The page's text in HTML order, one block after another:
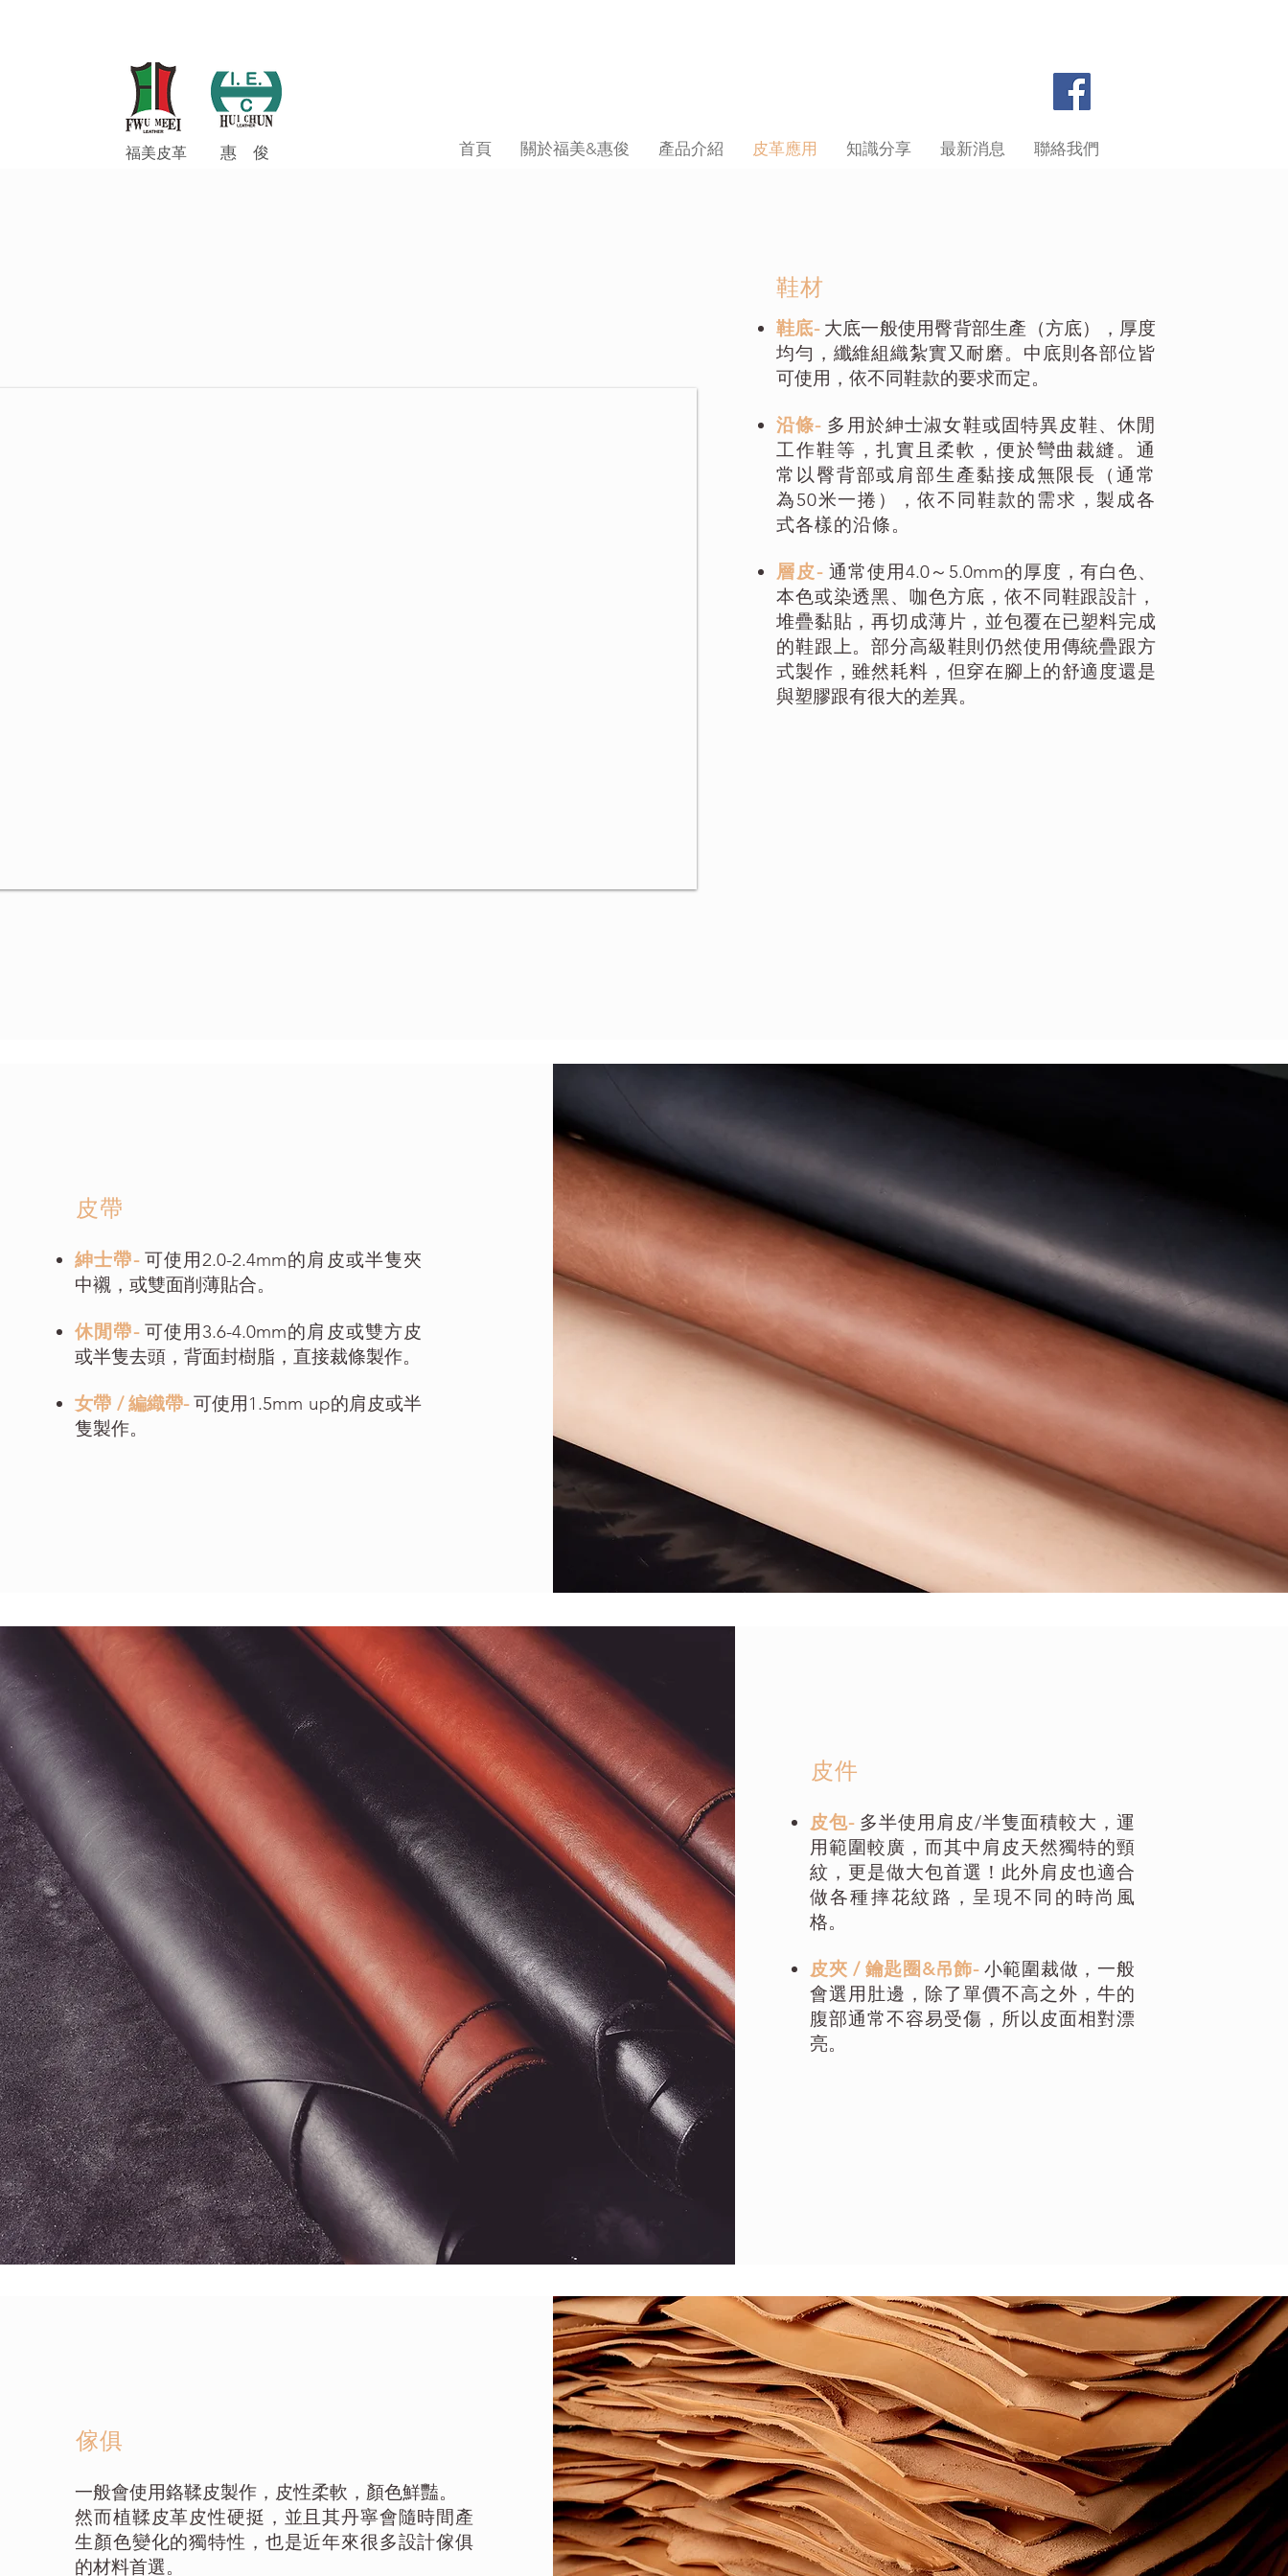
福美皮革 惠 俊​ 首頁 關於福美&惠俊 產品介紹 皮革應用 知識分享 最新消息 聯絡我們
​鞋材
鞋底- 大底一般使用臀背部生產（方底），厚度
均勻，纖維組織紮實又耐磨。中底則各部位皆
可使用，依不同鞋款的要求而定。
沿條- 多用於紳士淑女鞋或固特異皮鞋、休閒
工作鞋等，扎實且柔軟，便於彎曲裁縫。通
常以臀背部或肩部生產黏接成無限長（通常
為50米一捲），依不同鞋款的需求，製成各
式各樣的沿條。
層皮-通常使用4.0～5.0mm的厚度，有白色、
本色或染透黑、咖色方底，依不同鞋跟設計，
堆疊黏貼，再切成薄片，並包覆在已塑料完成
的鞋跟上。部分高級鞋則仍然使用傳統疊跟方
式製作，雖然耗料，但穿在腳上的舒適度還是
與塑膠跟有很大的差異。
​皮帶
紳士帶-可使用2.0-2.4mm的肩皮或半隻夾
中襯，或雙面削薄貼合。
休閒帶-可使用3.6-4.0mm的肩皮或雙方皮
或半隻去頭，背面封樹脂，直接裁條製作。
女帶 / 編織帶- 可使用1.5mm up的肩皮或半
隻製作。
​皮件
皮包- 多半使用肩皮/半隻面積較大，運
用範圍較廣，而其中肩皮天然獨特的頸
紋，更是做大包首選！此外肩皮也適合
做各種摔花紋路，呈現不同的時尚風
格。
皮夾 / 鑰匙圈&吊飾-小範圍裁做，一般
會選用肚邊，除了單價不高之外，牛的
腹部通常不容易受傷，所以皮面相對漂
亮。
​傢俱
一般會使用鉻鞣皮製作，皮性柔軟，顏色鮮豔。
然而植鞣皮革皮性硬挺，並且其丹寧會隨時間產
生顏色變化的獨特性，也是近年來很多設計傢俱
的材料首選。